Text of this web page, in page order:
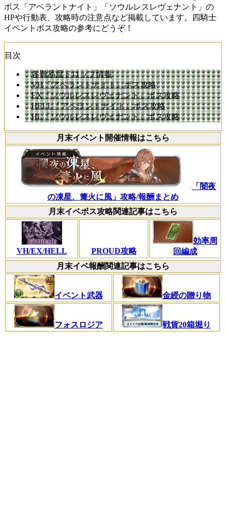
ボス「アベラントナイト」「ソウルレスレヴェナント」の
HPや行動表、攻略時の注意点など掲載しています。四騎士
イベントボス攻略の参考にどうぞ！
目次
各難易度ドロップ情報
VH『アベラントナイト』ボス攻略
EX『ソウルレスレヴェナント』ボス攻略
HELL『アベラントナイト』ボス攻略
HL『ソウルレスレヴェナント』ボス攻略
月末イベント開催情報はこちら
「闇夜
の凍星、篝火に風」攻略/報酬まとめ
月末イベボス攻略関連記事はこちら
VH/EX/HELL PROUD攻略
効率周
回編成
月末イベ報酬関連記事はこちら
イベント武器 金綬の贈り物
フォスロジア 戦貨20箱堀り